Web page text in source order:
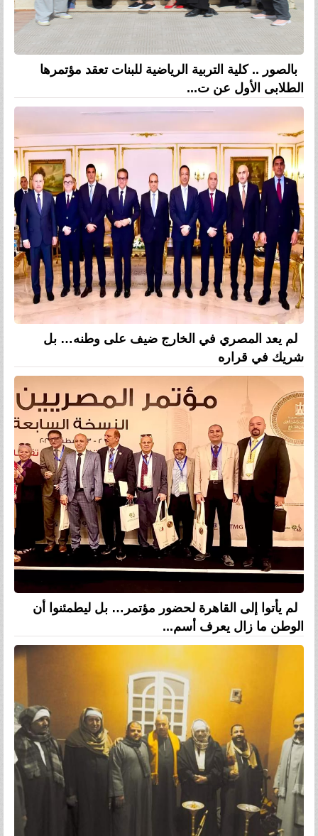
بالصور .. كلية التربية الرياضية للبنات تعقد مؤتمرها
الطلابى الأول عن ت...
لم يعد المصري في الخارج ضيف على وطنه… بل
شريك في قراره
لم يأتوا إلى القاهرة لحضور مؤتمر… بل ليطمئنوا أن
الوطن ما زال يعرف أسم...